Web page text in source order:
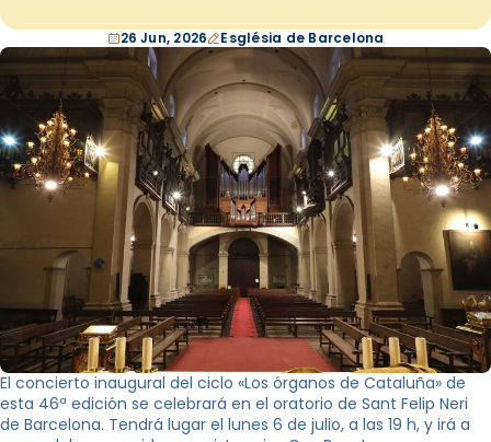
26 Jun, 2026 Església de Barcelona
El concierto inaugural del ciclo «Los órganos de Cataluña» de
esta 46ª edición se celebrará en el oratorio de Sant Felip Neri
de Barcelona. Tendrá lugar el lunes 6 de julio, a las 19 h, y irá a